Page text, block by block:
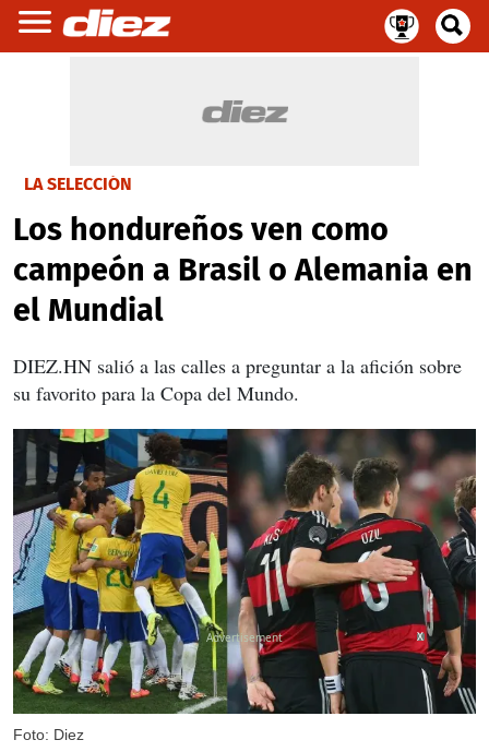
LA SELECCIÓN
Los hondureños ven como
campeón a Brasil o Alemania en
el Mundial
DIEZ.HN salió a las calles a preguntar a la afición sobre
su favorito para la Copa del Mundo.
Foto: Diez
X